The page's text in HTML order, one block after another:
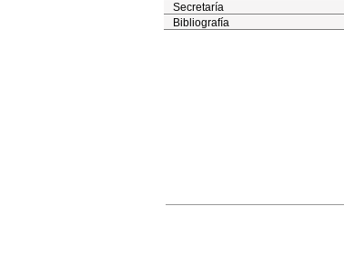
Secretaría
Bibliografía